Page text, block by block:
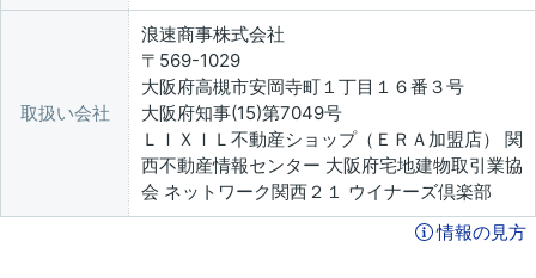
取扱い会社
浪速商事株式会社
〒569-1029
大阪府高槻市安岡寺町１丁目１６番３号
大阪府知事(15)第7049号
ＬＩＸＩＬ不動産ショップ（ＥＲＡ加盟店） 関
西不動産情報センター 大阪府宅地建物取引業協
会 ネットワーク関西２１ ウイナーズ倶楽部
情報の見方